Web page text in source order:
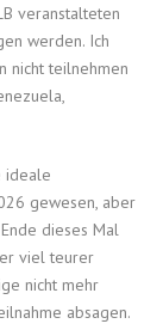
veranstalteten
werden. Ich
nicht teilnehmen
ideale
gewesen, aber
dieses Mal
viel teurer
nicht mehr
absagen.